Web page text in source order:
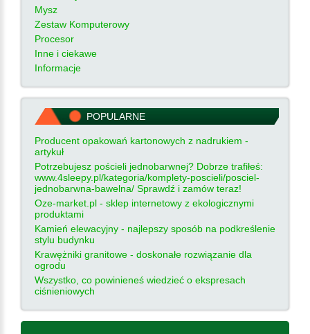
Mysz
Zestaw Komputerowy
Procesor
Inne i ciekawe
Informacje
POPULARNE
Producent opakowań kartonowych z nadrukiem -
artykuł
Potrzebujesz pościeli jednobarwnej? Dobrze trafiłeś:
www.4sleepy.pl/kategoria/komplety-poscieli/posciel-
jednobarwna-bawelna/ Sprawdź i zamów teraz!
Oze-market.pl - sklep internetowy z ekologicznymi
produktami
Kamień elewacyjny - najlepszy sposób na podkreślenie
stylu budynku
Krawężniki granitowe - doskonałe rozwiązanie dla
ogrodu
Wszystko, co powinieneś wiedzieć o ekspresach
ciśnieniowych